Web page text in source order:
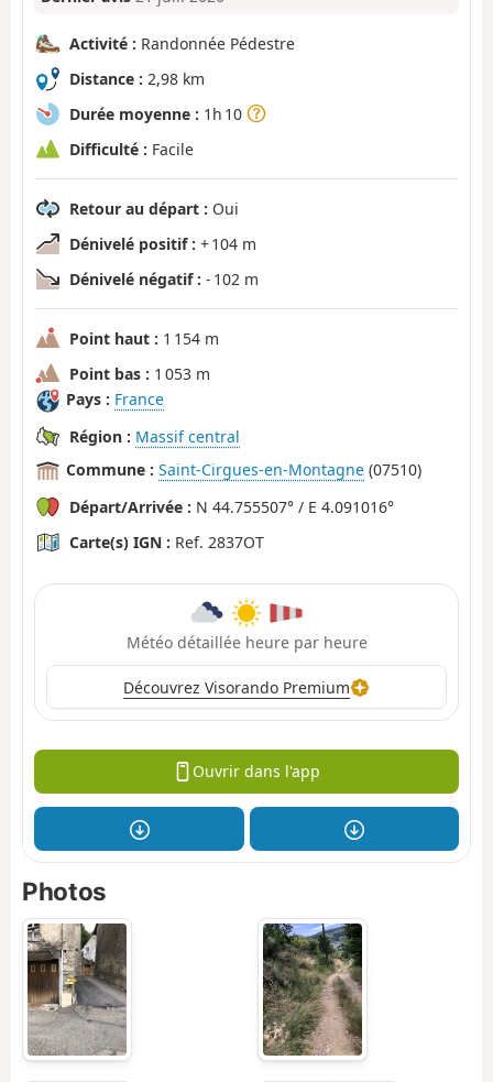
Activité : Randonnée Pédestre
Distance : 2,98 km
Durée moyenne : 1h 10
Difficulté : Facile
Retour au départ : Oui
Dénivelé positif : + 104 m
Dénivelé négatif : - 102 m
Point haut : 1 154 m
Point bas : 1 053 m
Pays : France
Région : Massif central
Commune : Saint-Cirgues-en-Montagne (07510)
Départ/Arrivée : N 44.755507° / E 4.091016°
Carte(s) IGN : Ref. 2837OT
Météo détaillée heure par heure
Découvrez Visorando Premium
Ouvrir dans l'app
Photos